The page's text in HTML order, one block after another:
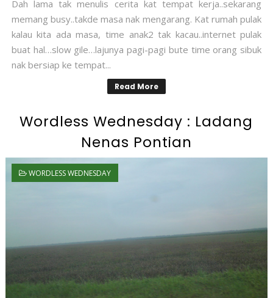
Dah lama tak menulis cerita kat tempat kerja..sekarang
memang busy..takde masa nak mengarang. Kat rumah pulak
kalau kita ada masa, time anak2 tak kacau..internet pulak
buat hal…slow gile…lajunya pagi-pagi bute time orang sibuk
nak bersiap ke tempat...
Read More
Wordless Wednesday : Ladang
Nenas Pontian
WORDLESS WEDNESDAY